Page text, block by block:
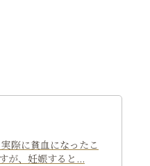
際に貧血になったこ
が、妊娠すると...